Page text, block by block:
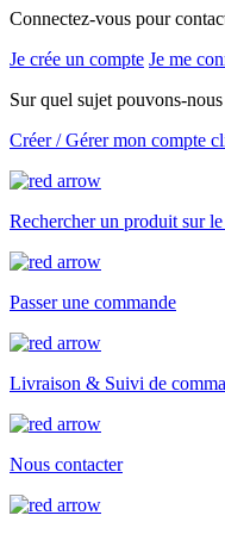
Connectez-vous pour
Je crée un compte Je me
Sur quel sujet pouvons-
Créer / Gérer mon compte
Rechercher un produit sur
Passer une commande
Livraison & Suivi de
Nous contacter